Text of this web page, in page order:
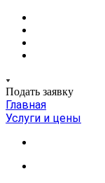
Подать заявку
Главная
Услуги и цены